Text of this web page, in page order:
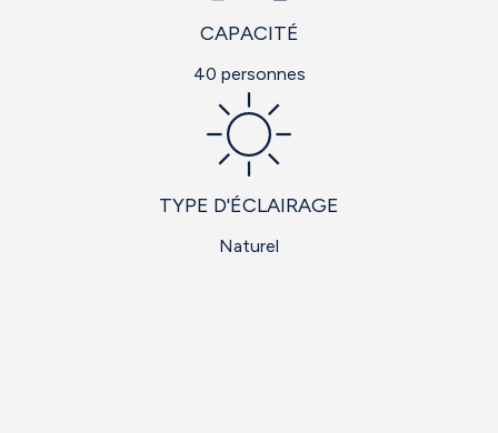
CAPACITÉ
40 personnes
TYPE D'ÉCLAIRAGE
Naturel